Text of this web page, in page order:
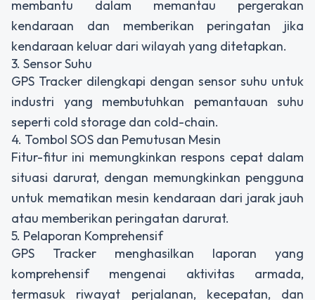
membantu dalam memantau pergerakan
kendaraan dan memberikan peringatan jika
kendaraan keluar dari wilayah yang ditetapkan.
3. Sensor Suhu
GPS Tracker dilengkapi dengan sensor suhu untuk
industri yang membutuhkan pemantauan suhu
seperti cold storage dan cold-chain.
4. Tombol SOS dan Pemutusan Mesin
Fitur-fitur ini memungkinkan respons cepat dalam
situasi darurat, dengan memungkinkan pengguna
untuk mematikan mesin kendaraan dari jarak jauh
atau memberikan peringatan darurat.
5. Pelaporan Komprehensif
GPS Tracker menghasilkan laporan yang
komprehensif mengenai aktivitas armada,
termasuk riwayat perjalanan, kecepatan, dan